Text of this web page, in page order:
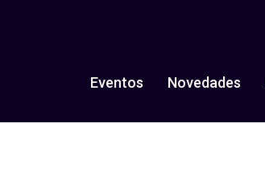
Eventos Novedades